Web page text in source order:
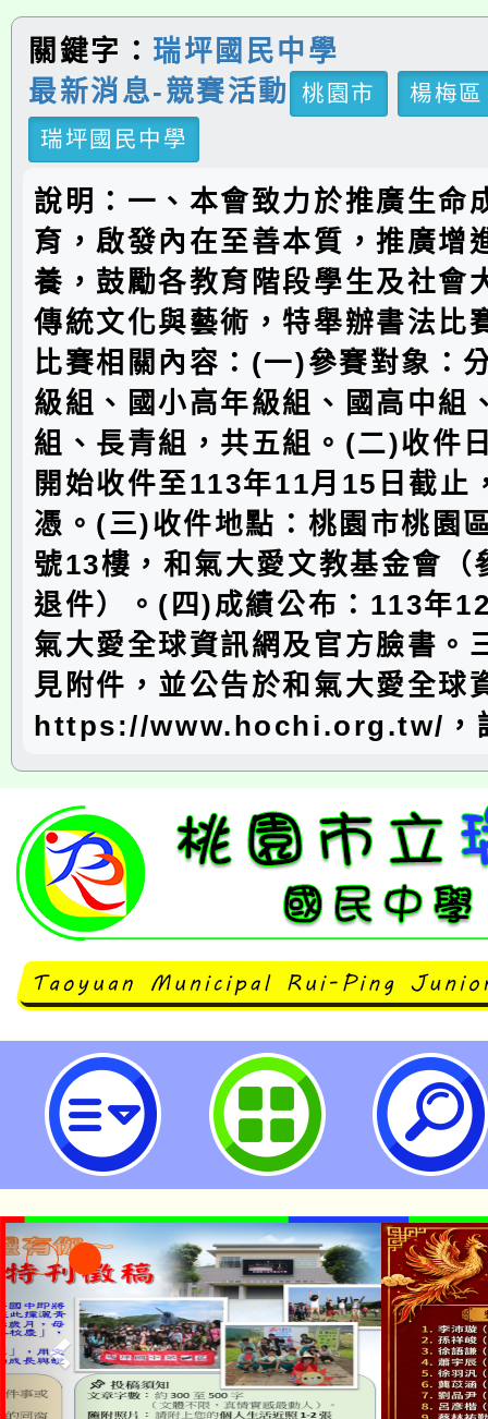
關鍵字： 瑞坪國民中學
最新消息-競賽活動
桃園市
楊梅區
瑞坪國民中學
說明：一、本會致力於推廣生命
育，啟發內在至善本質，推廣增
養，鼓勵各教育階段學生及社會
傳統文化與藝術，特舉辦書法比
比賽相關內容：(一)參賽對象：
級組、國小高年級組、國高中組
組、長青組，共五組。(二)收件
開始收件至113年11月15日截止
憑。(三)收件地點：桃園市桃園
號13樓，和氣大愛文教基金會（
退件）。(四)成績公布：113年
氣大愛全球資訊網及官方臉書。
見附件，並公告於和氣大愛全球
https://www.hochi.org.tw/，
neilrpjhstyc網站設計者：徐嘉